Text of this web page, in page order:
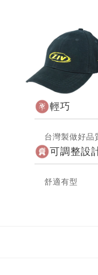
輕巧
台灣製做好品
可調整設
舒適有型